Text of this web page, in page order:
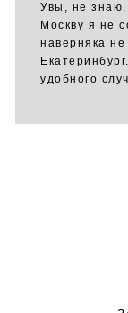
Увы, не
Москву я не
наверняка
удобного